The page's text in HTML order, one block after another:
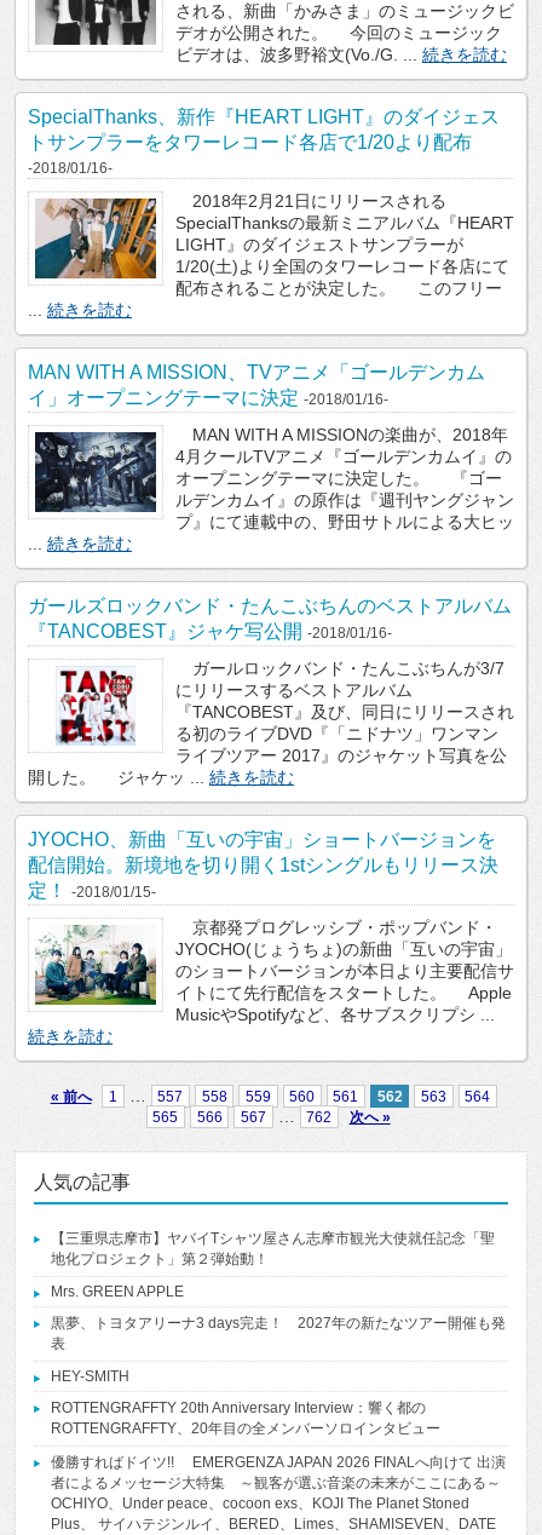
される、新曲「かみさま」のミュージックビ
デオが公開された。 今回のミュージック
ビデオは、波多野裕文(Vo./G. ... 続きを読む
SpecialThanks、新作『HEART LIGHT』のダイジェス
トサンプラーをタワーレコード各店で1/20より配布
-2018/01/16-
2018年2月21日にリリースされる
SpecialThanksの最新ミニアルバム『HEART
LIGHT』のダイジェストサンプラーが
1/20(土)より全国のタワーレコード各店にて
配布されることが決定した。 このフリー
続きを読む
MAN WITH A MISSION、TVアニメ「ゴールデンカム
イ」オープニングテーマに決定 -2018/01/16-
MAN WITH A MISSIONの楽曲が、2018年
4月クールTVアニメ『ゴールデンカムイ』の
オープニングテーマに決定した。 『ゴー
ルデンカムイ』の原作は『週刊ヤングジャン
プ』にて連載中の、野田サトルによる大ヒッ
続きを読む
ガールズロックバンド・たんこぶちんのベストアルバム
『TANCOBEST』ジャケ写公開 -2018/01/16-
ガールロックバンド・たんこぶちんが3/7
にリリースするベストアルバム
『TANCOBEST』及び、同日にリリースされ
る初のライブDVD『「ニドナツ」ワンマン
ライブツアー 2017』のジャケット写真を公
開した。 ジャケッ ... 続きを読む
JYOCHO、新曲「互いの宇宙」ショートバージョンを
配信開始。新境地を切り開く1stシングルもリリース決
定！
-2018/01/15-
京都発プログレッシブ・ポップバンド・
JYOCHO(じょうちょ)の新曲「互いの宇宙」
のショートバージョンが本日より主要配信サ
イトにて先行配信をスタートした。 Apple
MusicやSpotifyなど、各サブスクリプシ ...
続きを読む
« 前へ 1 557 558 559 560 561 562 563
564
565
566 567 762 次へ »
人気の記事
【三重県志摩市】ヤバイTシャツ屋さん志摩市観光大使就任記念「聖
地化プロジェクト」第２弾始動！
Mrs. GREEN APPLE
黒夢、トヨタアリーナ3 days完走！ 2027年の新たなツアー開催も発
表
HEY-SMITH
ROTTENGRAFFTY 20th Anniversary Interview：響く都の
ROTTENGRAFFTY、20年目の全メンバーソロインタビュー
優勝すればドイツ!! EMERGENZA JAPAN 2026 FINALへ向けて 出演
者によるメッセージ大特集 ～観客が選ぶ音楽の未来がここにある～
OCHIYO、Under peace、cocoon exs、KOJI The Planet Stoned
Plus、 サイハテジンルイ、BERED、Limes、SHAMISEVEN、DATE